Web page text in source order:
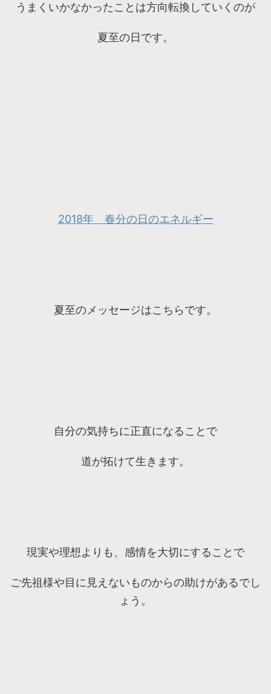
うまくいかなかったことは方向転換していくのが
夏至の日です。
2018年 春分の日のエネルギー
夏至のメッセージはこちらです。
自分の気持ちに正直になることで
道が拓けて生きます。
現実や理想よりも、感情を大切にすることで
ご先祖様や目に見えないものからの助けがあるでし
ょう。